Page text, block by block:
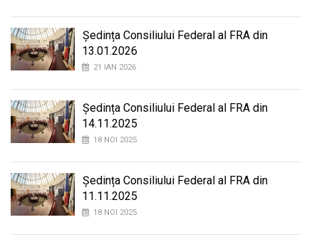
Ședința Consiliului Federal al FRA din
13.01.2026
21 IAN 2026
Ședința Consiliului Federal al FRA din
14.11.2025
18 NOI 2025
Ședința Consiliului Federal al FRA din
11.11.2025
18 NOI 2025